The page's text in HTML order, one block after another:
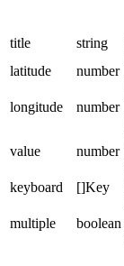
title
string
latitude
number
longitude number
value number
keyboard []Key
multiple boolean